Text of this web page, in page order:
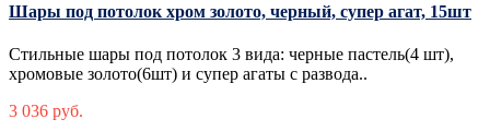
Шары под потолок хром золото, черный, супер агат, 15шт
Стильные шары под потолок 3 вида: черные пастель(4 шт),
хромовые золото(6шт) и супер агаты с развода..
3 036 руб.